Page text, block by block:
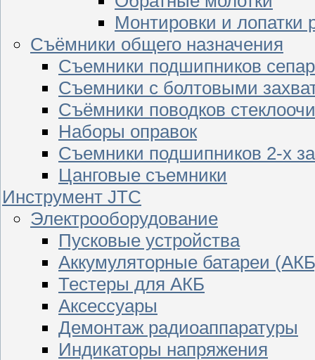
Монтировки и лопатки
Съёмники общего назначения
Съемники подшипников
Съемники с болтовыми
Съёмники поводков
Наборы оправок
Съемники подшипников 2-х
Цанговые съемники
Инструмент JTC
Электрооборудование
Пусковые устройства
Аккумуляторные батареи
Тестеры для АКБ
Аксессуары
Демонтаж радиоаппаратуры
Индикаторы напряжения